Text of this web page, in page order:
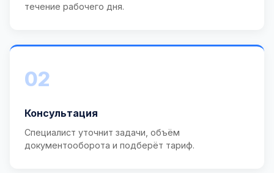
течение рабочего дня.
02
Консультация
Специалист уточнит задачи, объём
документооборота и подберёт тариф.